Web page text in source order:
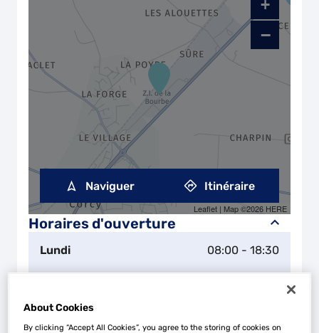
Horaires d'ouverture
Lundi 08:00 - 18:30
Mercredi 08:00 - 18:30
+
−
Leaflet | Map ©2026 HERE
Naviguer Itinéraire
About Cookies
By clicking “Accept All Cookies”, you agree to the storing of cookies on